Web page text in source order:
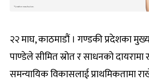
२२ माघ, काठमाडौं । गण्डकी प्रदेशका
पाण्डेले सीमित स्रोत र साधनको दायरामा
समन्यायिक विकासलाई प्राथमिकतामा